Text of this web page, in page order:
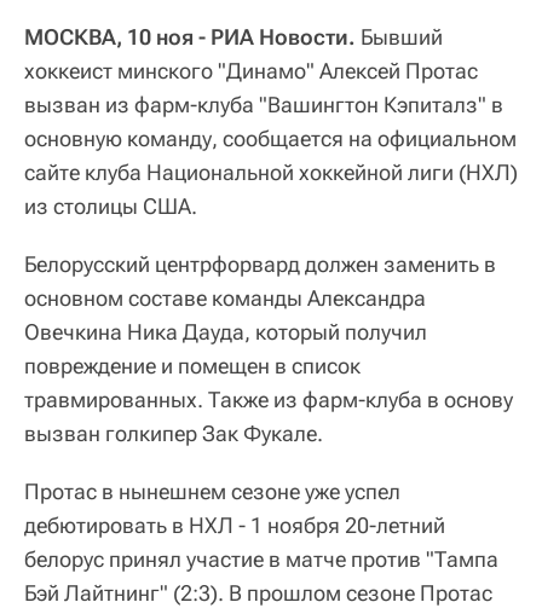
МОСКВА, 10 ноя - РИА Новости. Бывший
хоккеист минского "Динамо" Алексей Протас
вызван из фарм-клуба "Вашингтон Кэпиталз" в
основную команду, сообщается на официальном
сайте клуба Национальной хоккейной лиги (НХЛ)
из столицы США.
Белорусский центрфорвард должен заменить в
основном составе команды Александра
Овечкина Ника Дауда, который получил
повреждение и помещен в список
травмированных. Также из фарм-клуба в основу
вызван голкипер Зак Фукале.
Протас в нынешнем сезоне уже успел
дебютировать в НХЛ - 1 ноября 20-летний
белорус принял участие в матче против "Тампа
Бэй Лайтнинг" (2:3). В прошлом сезоне Протас